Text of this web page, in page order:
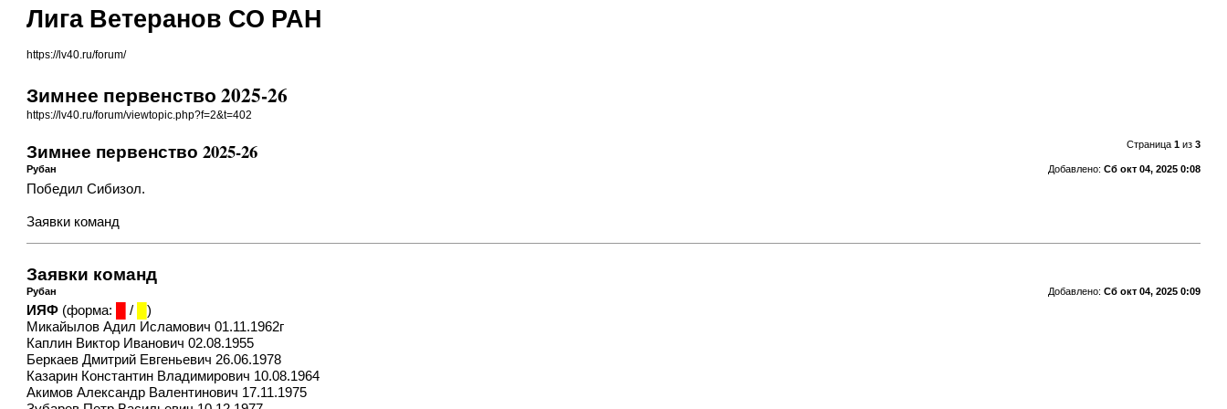
Лига Ветеранов СО РАН
https://lv40.ru/forum/
Зимнее первенство 2025-26
https://lv40.ru/forum/viewtopic.php?f=2&t=402
Страница 1из 3
Зимнее первенство 2025-26
Добавлено: Сб окт 04, 2025 0:08
Рубан
Победил Сибизол.
Заявки команд
Заявки команд
Добавлено: Сб окт 04, 2025 0:09
Рубан
ИЯФ (форма: / █)
Микайылов Адил Исламович 01.11.1962г
Каплин Виктор Иванович 02.08.1955
Беркаев Дмитрий Евгеньевич 26.06.1978
Казарин Константин Владимирович 10.08.1964
Акимов Александр Валентинович 17.11.1975